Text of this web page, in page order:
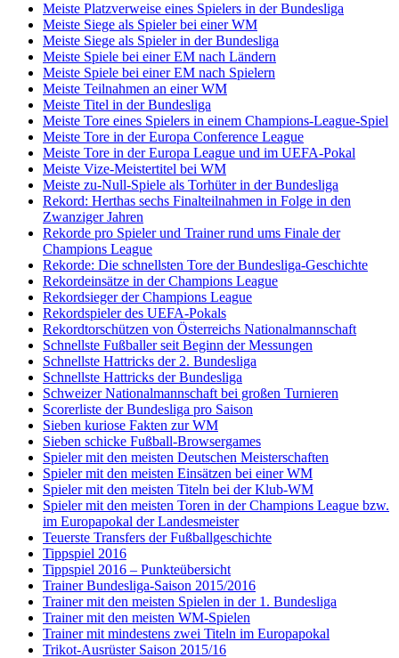
Meiste Platzverweise eines Spielers in der Bundesliga
Meiste Siege als Spieler bei einer WM
Meiste Siege als Spieler in der Bundesliga
Meiste Spiele bei einer EM nach Ländern
Meiste Spiele bei einer EM nach Spielern
Meiste Teilnahmen an einer WM
Meiste Titel in der Bundesliga
Meiste Tore eines Spielers in einem Champions-League-Spiel
Meiste Tore in der Europa Conference League
Meiste Tore in der Europa League und im UEFA-Pokal
Meiste Vize-Meistertitel bei WM
Meiste zu-Null-Spiele als Torhüter in der Bundesliga
Rekord: Herthas sechs Finalteilnahmen in Folge in den
Zwanziger Jahren
Rekorde pro Spieler und Trainer rund ums Finale der
Champions League
Rekorde: Die schnellsten Tore der Bundesliga-Geschichte
Rekordeinsätze in der Champions League
Rekordsieger der Champions League
Rekordspieler des UEFA-Pokals
Rekordtorschützen von Österreichs Nationalmannschaft
Schnellste Fußballer seit Beginn der Messungen
Schnellste Hattricks der 2. Bundesliga
Schnellste Hattricks der Bundesliga
Schweizer Nationalmannschaft bei großen Turnieren
Scorerliste der Bundesliga pro Saison
Sieben kuriose Fakten zur WM
Sieben schicke Fußball-Browsergames
Spieler mit den meisten Deutschen Meisterschaften
Spieler mit den meisten Einsätzen bei einer WM
Spieler mit den meisten Titeln bei der Klub-WM
Spieler mit den meisten Toren in der Champions League bzw.
im Europapokal der Landesmeister
Teuerste Transfers der Fußballgeschichte
Tippspiel 2016
Tippspiel 2016 – Punkteübersicht
Trainer Bundesliga-Saison 2015/2016
Trainer mit den meisten Spielen in der 1. Bundesliga
Trainer mit den meisten WM-Spielen
Trainer mit mindestens zwei Titeln im Europapokal
Trikot-Ausrüster Saison 2015/16